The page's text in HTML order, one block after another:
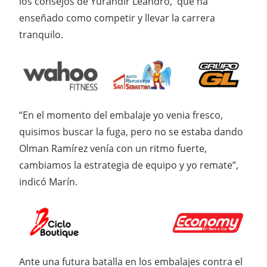
enseñado como competir y llevar la carrera
tranquilo.
“En el momento del embalaje yo venia fresco,
quisimos buscar la fuga, pero no se estaba dando
Olman Ramírez venía con un ritmo fuerte,
cambiamos la estrategia de equipo y yo remate”,
indicó Marín.
Ante una futura batalla en los embalajes contra el